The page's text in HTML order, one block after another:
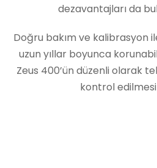
dezavantajları da
Doğru bakım ve kalibrasyon
uzun yıllar boyunca
Zeus 400’ün düzenli olarak
kontrol